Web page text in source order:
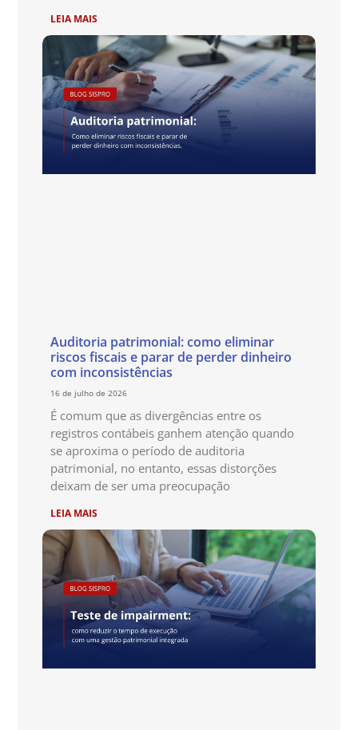
LEIA MAIS
Auditoria patrimonial: como eliminar
riscos fiscais e parar de perder dinheiro
com inconsistências
16 de julho de 2026
É comum que as divergências entre os
registros contábeis ganhem atenção quando
se aproxima o período de auditoria
patrimonial, no entanto, essas distorções
deixam de ser uma preocupação
LEIA MAIS